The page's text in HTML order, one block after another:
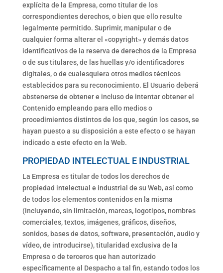
explícita de la Empresa, como titular de los
correspondientes derechos, o bien que ello resulte
legalmente permitido. Suprimir, manipular o de
cualquier forma alterar el «copyright» y demás datos
identificativos de la reserva de derechos de la Empresa
o de sus titulares, de las huellas y/o identificadores
digitales, o de cualesquiera otros medios técnicos
establecidos para su reconocimiento. El Usuario deberá
abstenerse de obtener e incluso de intentar obtener el
Contenido empleando para ello medios o
procedimientos distintos de los que, según los casos, se
hayan puesto a su disposición a este efecto o se hayan
indicado a este efecto en la Web.
PROPIEDAD INTELECTUAL E INDUSTRIAL
La Empresa es titular de todos los derechos de
propiedad intelectual e industrial de su Web, así como
de todos los elementos contenidos en la misma
(incluyendo, sin limitación, marcas, logotipos, nombres
comerciales, textos, imágenes, gráficos, diseños,
sonidos, bases de datos, software, presentación, audio y
vídeo, de introducirse), titularidad exclusiva de la
Empresa o de terceros que han autorizado
específicamente al Despacho a tal fin, estando todos los